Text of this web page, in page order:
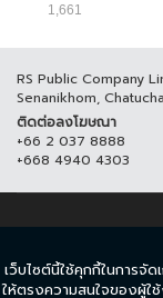
1,661
RS Public Company
Senanikhom,
ติดต่อลงโฆษณา
+66 2 037 8888
+668 4940 4303
© COPYRIGHT
ข้อกำหนด
เว็บไซต์นี้ใช้คุกกี้ในการจั
ให้ตรงความสนใจของผู้ใ